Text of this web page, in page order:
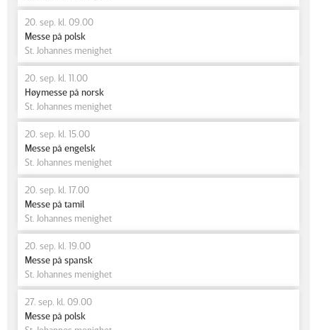
20. sep. kl. 09.00
Messe på polsk
St. Johannes menighet
20. sep. kl. 11.00
Høymesse på norsk
St. Johannes menighet
20. sep. kl. 15.00
Messe på engelsk
St. Johannes menighet
20. sep. kl. 17.00
Messe på tamil
St. Johannes menighet
20. sep. kl. 19.00
Messe på spansk
St. Johannes menighet
27. sep. kl. 09.00
Messe på polsk